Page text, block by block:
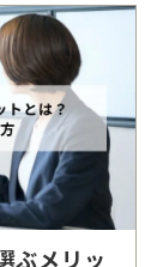
ぶメリッ